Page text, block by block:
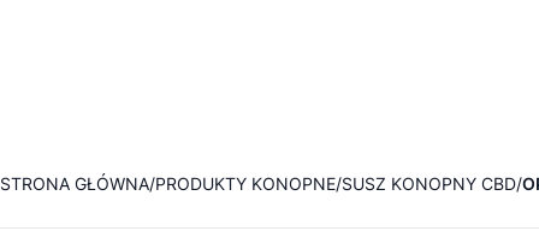
STRONA GŁÓWNA PRODUKTY KONOPNE SUSZ KONOPNY CBD